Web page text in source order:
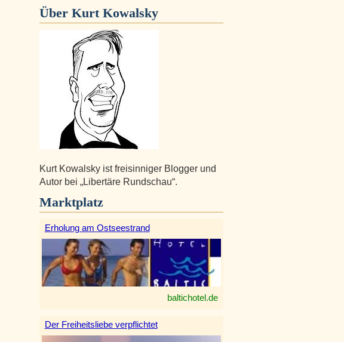
Über Kurt Kowalsky
Kurt Kowalsky ist freisinniger Blogger und
Autor bei „Libertäre Rundschau“.
Marktplatz
Erholung am Ostseestrand
baltichotel.de
Der Freiheitsliebe verpflichtet